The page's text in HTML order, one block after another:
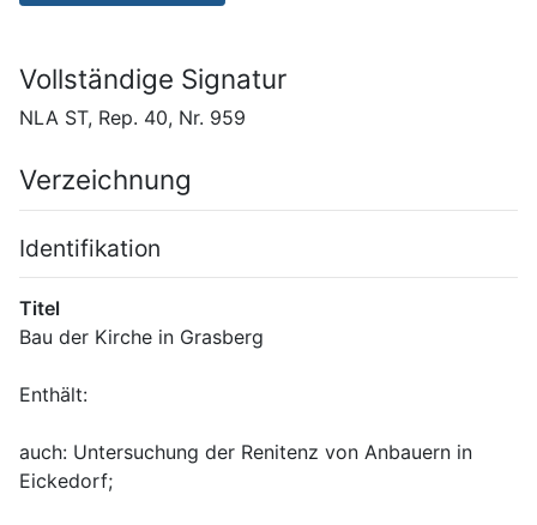
Vollständige Signatur
NLA ST, Rep. 40, Nr. 959
Verzeichnung
Identifikation
Titel
auch: Untersuchung der Renitenz von Anbauern in